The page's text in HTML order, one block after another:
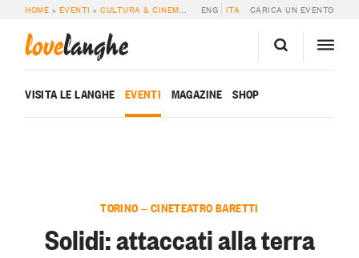
HOME » EVENTI »CULTURA & CINEMA » SOLIDI: ATTACCATI ALLA TERRA
ENG ITA CARICA UN EVENTO
lovelanghe
VISITA LE LANGHE EVENTI MAGAZINE SHOP
TORINO — CINETEATRO BARETTI
Solidi: attaccati alla terra